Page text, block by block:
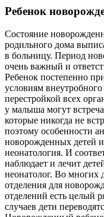
Ребенок
Cостояние
родильного дома
в больницу. Период
очень важный и
Ребенок постепенно
условиям
перестройкой всех
у малыша могут
которые никогда не
поэтому особенности
новорожденных детей
неонатология. И
наблюдает и лечит
неонатолог. Во многих
отделения для
отделений есть целый
случаев дети